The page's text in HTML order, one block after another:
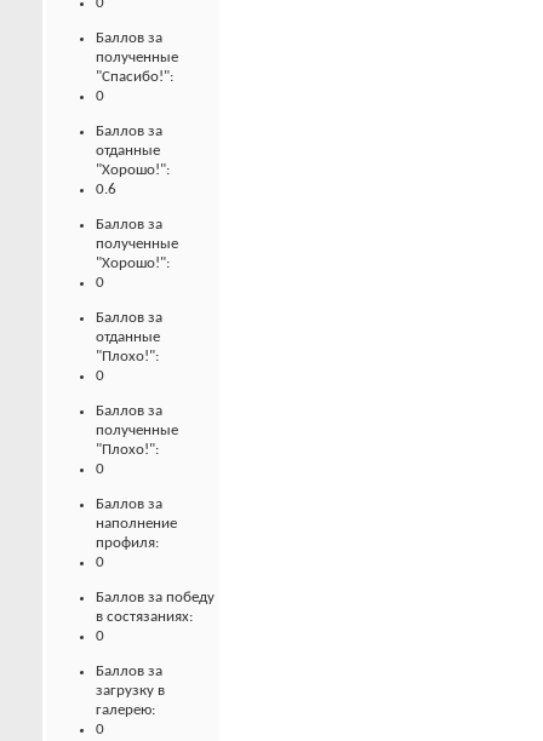
Баллов за
полученные
"Спасибо!":
0
Баллов за
отданные
"Хорошо!":
0.6
Баллов за
полученные
"Хорошо!":
0
Баллов за
отданные
"Плохо!":
0
Баллов за
полученные
"Плохо!":
0
Баллов за
наполнение
профиля:
0
Баллов за победу
в состязаниях:
0
Баллов за
загрузку в
галерею:
0